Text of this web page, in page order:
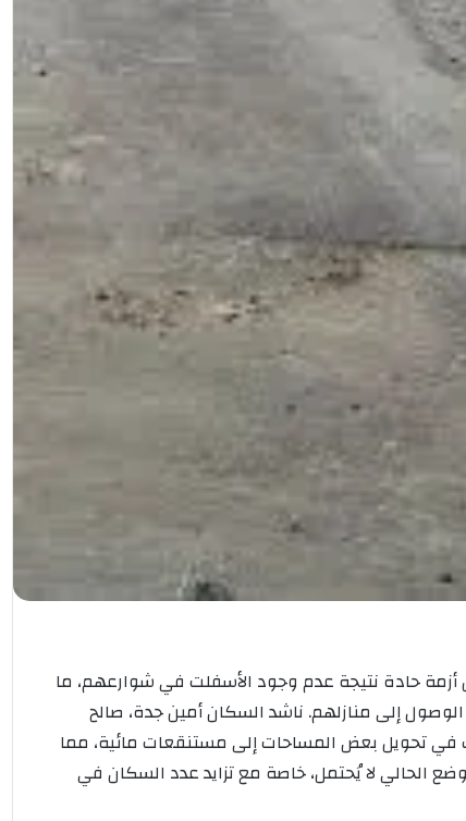
أزمة حادة نتيجة عدم وجود الأسفلت في شوارعهم، ما
إلى منازلهم. ناشد السكان أمين جدة، صالح
في تحويل بعض المساحات إلى مستنقعات مائية، مما
الحالي لا يُحتمل، خاصة مع تزايد عدد السكان في